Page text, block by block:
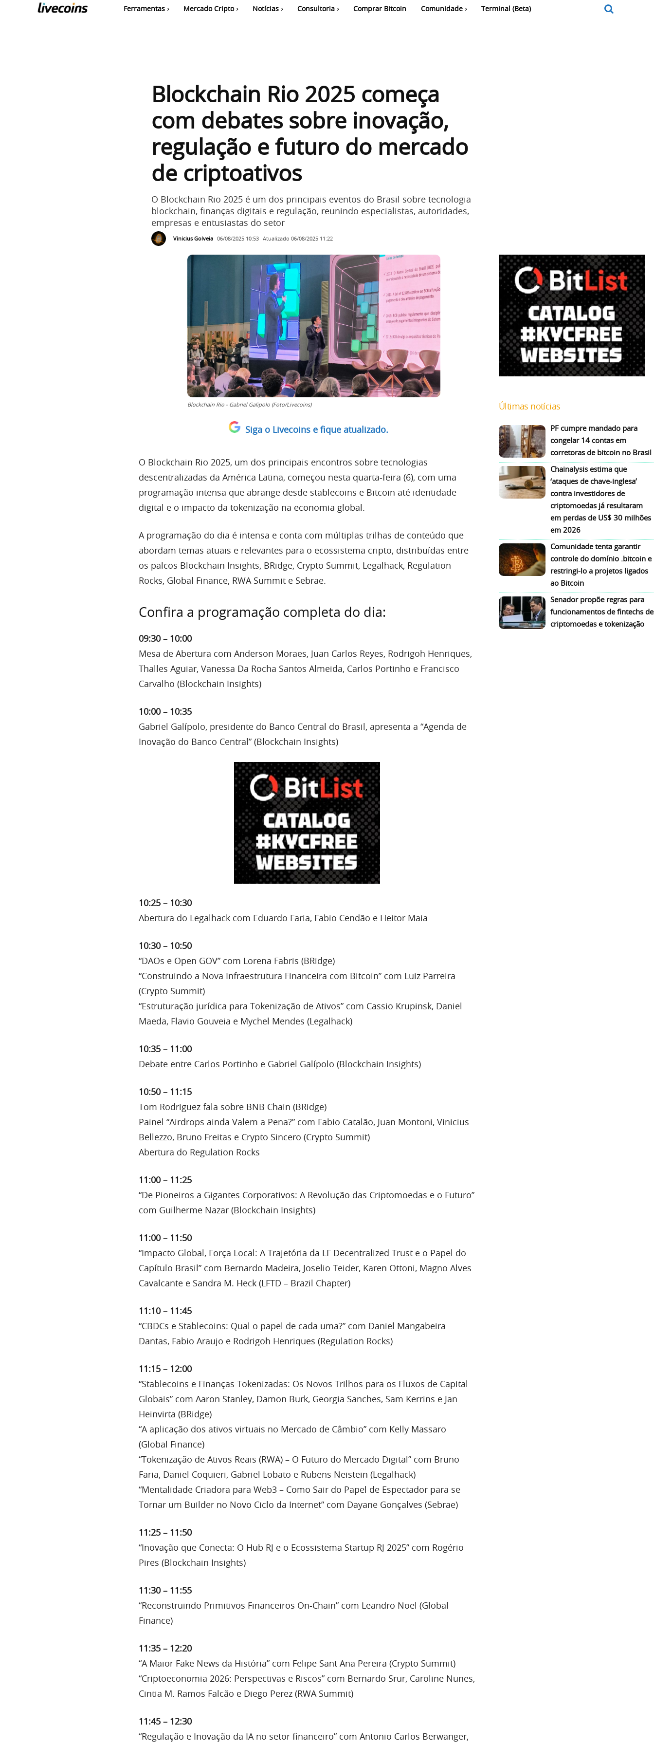
Ferramentas Mercado Cripto Notícias Consultoria Comprar Bitcoin Comunidade Terminal (Beta)
Blockchain Rio 2025 começa
com debates sobre inovação,
regulação e futuro do mercado
de criptoativos
O Blockchain Rio 2025 é um dos principais eventos do Brasil sobre tecnologia
blockchain, finanças digitais e regulação, reunindo especialistas, autoridades,
empresas e entusiastas do setor
Vinicius Golveia 06/08/2025 10:53 Atualizado 06/08/2025 11:22
Blockchain Rio - Gabriel Galipolo (Foto/Livecoins)
Siga o Livecoins e fique atualizado.
O Blockchain Rio 2025, um dos principais encontros sobre tecnologias
descentralizadas da América Latina, começou nesta quarta-feira (6), com uma
programação intensa que abrange desde stablecoins e Bitcoin até identidade
digital e o impacto da tokenização na economia global.
A programação do dia é intensa e conta com múltiplas trilhas de conteúdo que
abordam temas atuais e relevantes para o ecossistema cripto, distribuídas entre
os palcos Blockchain Insights, BRidge, Crypto Summit, Legalhack, Regulation
Rocks, Global Finance, RWA Summit e Sebrae.
Confira a programação completa do dia:
09:30 – 10:00
Mesa de Abertura com Anderson Moraes, Juan Carlos Reyes, Rodrigoh Henriques,
Thalles Aguiar, Vanessa Da Rocha Santos Almeida, Carlos Portinho e Francisco
Carvalho (Blockchain Insights)
10:00 – 10:35
Gabriel Galípolo, presidente do Banco Central do Brasil, apresenta a “Agenda de
Inovação do Banco Central” (Blockchain Insights)
10:25 – 10:30
Abertura do Legalhack com Eduardo Faria, Fabio Cendão e Heitor Maia
10:30 – 10:50
“DAOs e Open GOV” com Lorena Fabris (BRidge)
“Construindo a Nova Infraestrutura Financeira com Bitcoin” com Luiz Parreira
(Crypto Summit)
“Estruturação jurídica para Tokenização de Ativos” com Cassio Krupinsk, Daniel
Maeda, Flavio Gouveia e Mychel Mendes (Legalhack)
10:35 – 11:00
Debate entre Carlos Portinho e Gabriel Galípolo (Blockchain Insights)
10:50 – 11:15
Tom Rodriguez fala sobre BNB Chain (BRidge)
Painel “Airdrops ainda Valem a Pena?” com Fabio Catalão, Juan Montoni, Vinicius
Bellezzo, Bruno Freitas e Crypto Sincero (Crypto Summit)
Abertura do Regulation Rocks
11:00 – 11:25
“De Pioneiros a Gigantes Corporativos: A Revolução das Criptomoedas e o Futuro”
com Guilherme Nazar (Blockchain Insights)
11:00 – 11:50
“Impacto Global, Força Local: A Trajetória da LF Decentralized Trust e o Papel do
Capítulo Brasil” com Bernardo Madeira, Joselio Teider, Karen Ottoni, Magno Alves
Cavalcante e Sandra M. Heck (LFTD – Brazil Chapter)
11:10 – 11:45
“CBDCs e Stablecoins: Qual o papel de cada uma?” com Daniel Mangabeira
Dantas, Fabio Araujo e Rodrigoh Henriques (Regulation Rocks)
11:15 – 12:00
“Stablecoins e Finanças Tokenizadas: Os Novos Trilhos para os Fluxos de Capital
Globais” com Aaron Stanley, Damon Burk, Georgia Sanches, Sam Kerrins e Jan
Heinvirta (BRidge)
“A aplicação dos ativos virtuais no Mercado de Câmbio” com Kelly Massaro
(Global Finance)
“Tokenização de Ativos Reais (RWA) – O Futuro do Mercado Digital” com Bruno
Faria, Daniel Coquieri, Gabriel Lobato e Rubens Neistein (Legalhack)
“Mentalidade Criadora para Web3 – Como Sair do Papel de Espectador para se
Tornar um Builder no Novo Ciclo da Internet” com Dayane Gonçalves (Sebrae)
11:25 – 11:50
“Inovação que Conecta: O Hub RJ e o Ecossistema Startup RJ 2025” com Rogério
Pires (Blockchain Insights)
11:30 – 11:55
“Reconstruindo Primitivos Financeiros On-Chain” com Leandro Noel (Global
Finance)
11:35 – 12:20
“A Maior Fake News da História” com Felipe Sant Ana Pereira (Crypto Summit)
“Criptoeconomia 2026: Perspectivas e Riscos” com Bernardo Srur, Caroline Nunes,
Cintia M. Ramos Falcão e Diego Perez (RWA Summit)
11:45 – 12:30
“Regulação e Inovação da IA no setor financeiro” com Antonio Carlos Berwanger,
Últimas notícias
PF cumpre mandado para
congelar 14 contas em
corretoras de bitcoin no Brasil
Chainalysis estima que
‘ataques de chave-inglesa’
contra investidores de
criptomoedas já resultaram
em perdas de US$ 30 milhões
em 2026
Comunidade tenta garantir
controle do domínio .bitcoin e
restringi-lo a projetos ligados
ao Bitcoin
Senador propõe regras para
funcionamentos de fintechs de
criptomoedas e tokenização